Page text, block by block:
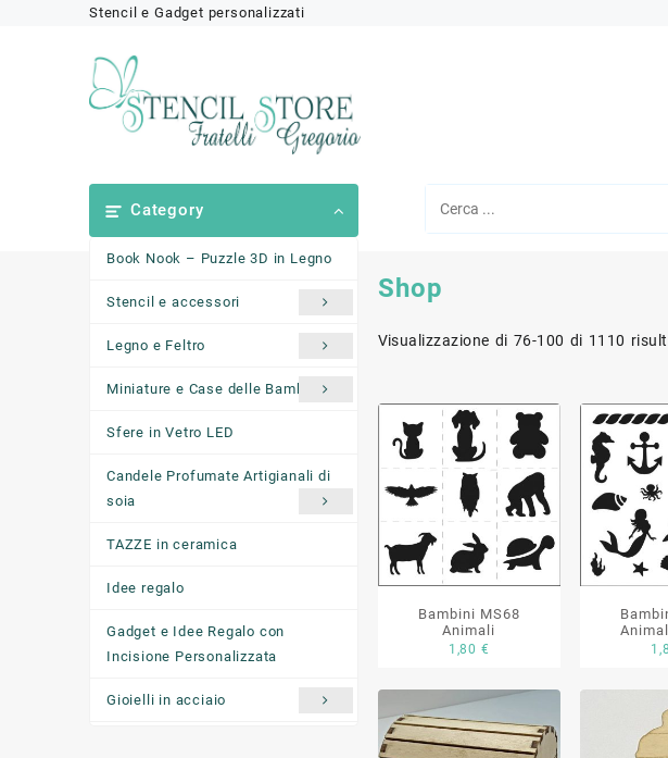
Stencil e Gadget personalizzati
Category
Book Nook – Puzzle 3D in Legno
Stencil e accessori
Legno e Feltro
Miniature e Case delle Bambole
Sfere in Vetro LED
Candele Profumate Artigianali di
soia
TAZZE in ceramica
Idee regalo
Gadget e Idee Regalo con
Incisione Personalizzata
Gioielli in acciaio
Shop
Visualizzazione di 76-100 di 1110
Bambini MS68
Animali
1,80 €